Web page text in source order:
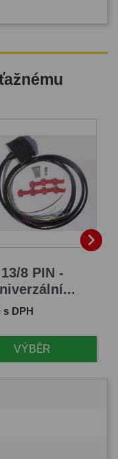
13/8 PIN -
s DPH
VÝBĚR
